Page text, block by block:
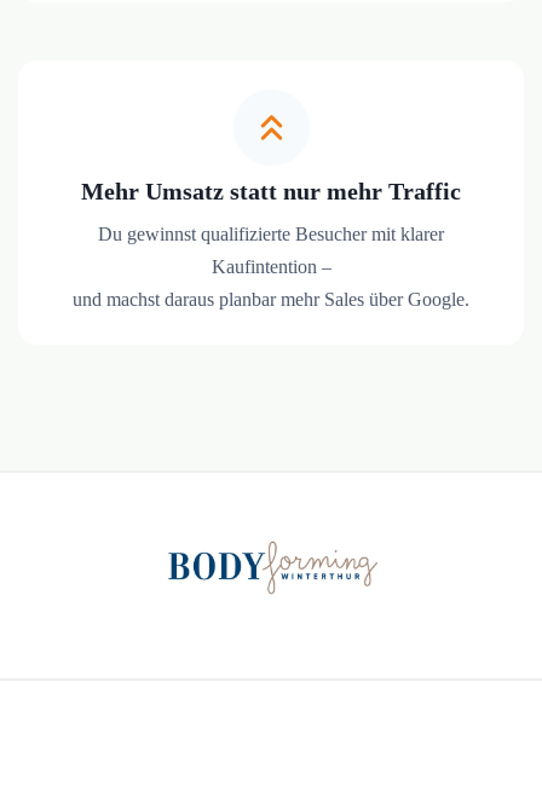
Mehr Umsatz statt nur mehr Traffic
Du gewinnst qualifizierte Besucher mit klarer
Kaufintention –
und machst daraus planbar mehr Sales über Google.